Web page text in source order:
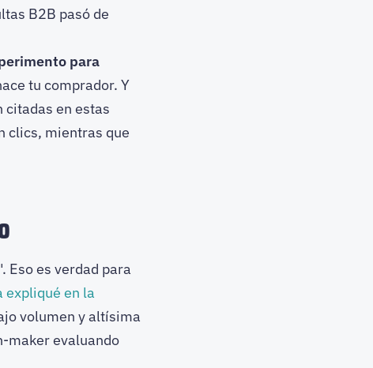
B2B pasó de
para
tu comprador. Y
citadas en estas
clics, mientras que
Eso es verdad para
expliqué en la
volumen y altísima
maker evaluando